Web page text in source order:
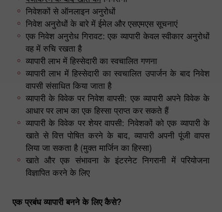
निवेशकों से ऑनलाइन अनुरोधों
निवेश अनुरोधों के बारे में ईमेल और एसएमएस सूचनाएं
एक निवेश अनुरोध गिरावट: एक व्यापारी केवल स्वीकार अनुरोधों
वह में रुचि रखता है
व्यापारी लाभ में हिस्सेदारी का स्वचालित गणना
व्यापारी लाभ में हिस्सेदारी का स्वचालित उपार्जन के बाद निवेश
वापसी संसाधित किया जाता है
व्यापारी के विवेक पर निवेश वापसी: एक व्यापारी अपने विवेक के
आधार पर लाभ का एक हिस्सा प्राप्त कर सकते हैं
व्यापारी के विवेक पर शेयर वापसी: निवेशकों को एक व्यापारी के
खाते से वित्त पोषित करने के बाद, व्यापारी अपनी पूंजी वापस
लिया जा सकता है (मुक्त मार्जिन का हिस्सा)
खाते और एक संभावना के इंटरनेट निगरानी में परियोजना
विज्ञापित करने के लिए
एक प्रबंध व्यापारी बनने के लिए कैसे?